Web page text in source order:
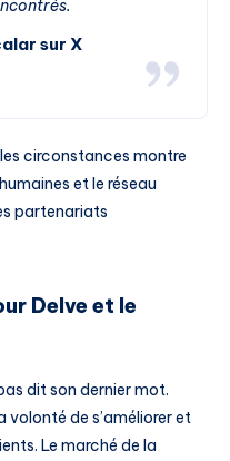
sur X
circonstances montre
et le réseau
partenariats
Delve et le
dit son dernier mot.
volonté de s’améliorer et
Le marché de la